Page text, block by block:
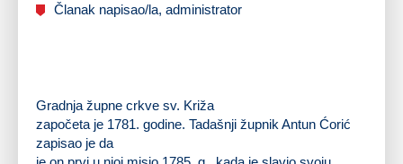
Članak napisao/la, administrator
Gradnja župne crkve sv. Križa
započeta je 1781. godine. Tadašnji župnik Antun Ćorić
zapisao je da